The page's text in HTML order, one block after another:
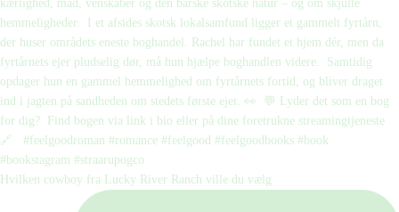
Hvilken cowboy fra Lucky River Ranch ville du vælg